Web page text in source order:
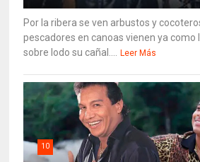
Por la ribera se ven arbustos y
pescadores en canoas vienen ya como
sobre lodo su cañal....
Leer Más
10